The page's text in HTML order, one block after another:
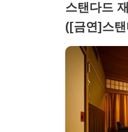
스탠다드
([금연]스
있음(전망